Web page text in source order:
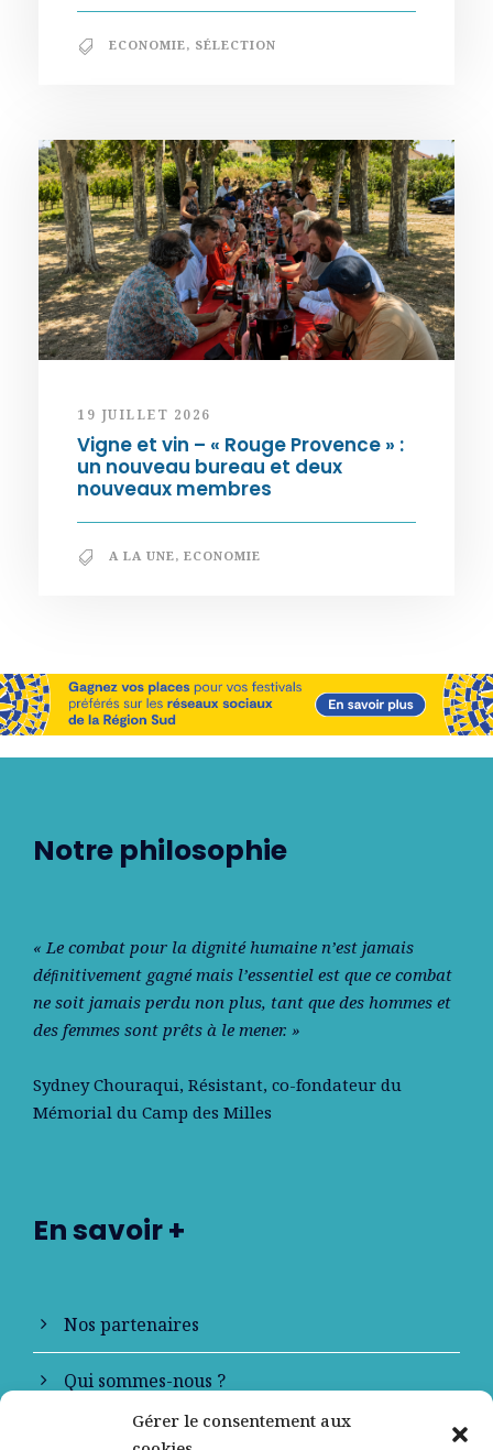
Gérer le consentement aux
ECONOMIE, SÉLECTION
19 JUILLET 2026
Vigne et vin – « Rouge Provence » :
un nouveau bureau et deux
nouveaux membres
A LA UNE, ECONOMIE
Notre philosophie
« Le combat pour la dignité humaine n’est jamais
déﬁnitivement gagné mais l’essentiel est que ce combat
ne soit jamais perdu non plus, tant que des hommes et
des femmes sont prêts à le mener. »
Sydney Chouraqui, Résistant, co-fondateur du
Mémorial du Camp des Milles
En savoir +
Nos partenaires
Qui sommes-nous ?
Contactez-nous